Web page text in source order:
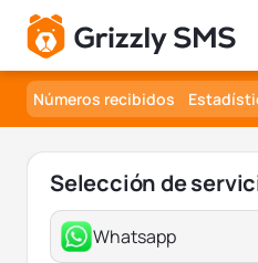
Números recibidos
Selección de
Whatsapp